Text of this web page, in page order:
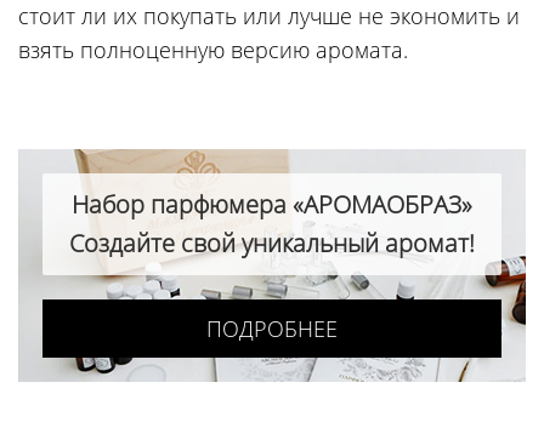
стоит ли их покупать или лучше не экономить и
взять полноценную версию аромата.
Набор парфюмера «АРОМАОБРАЗ»
Создайте свой уникальный аромат!
ПОДРОБНЕЕ